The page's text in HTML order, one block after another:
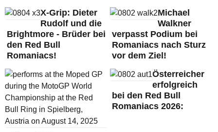
X-Grip: Dieter
Rudolf und die
Brightmore - Brüder bei
den Red Bull
Romaniacs!
Michael
Walkner
verpasst Podium bei
Romaniacs nach Sturz
vor dem Ziel!
Österreicher
erfolgreich
bei den Red Bull
Romaniacs 2026: